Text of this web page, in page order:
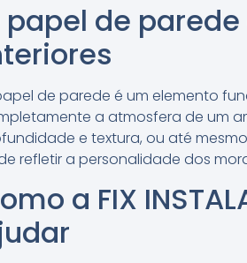
papel de
de parede é um elemento
a atmosfera de um
e textura, ou até
refletir a personalidade dos
a FIX